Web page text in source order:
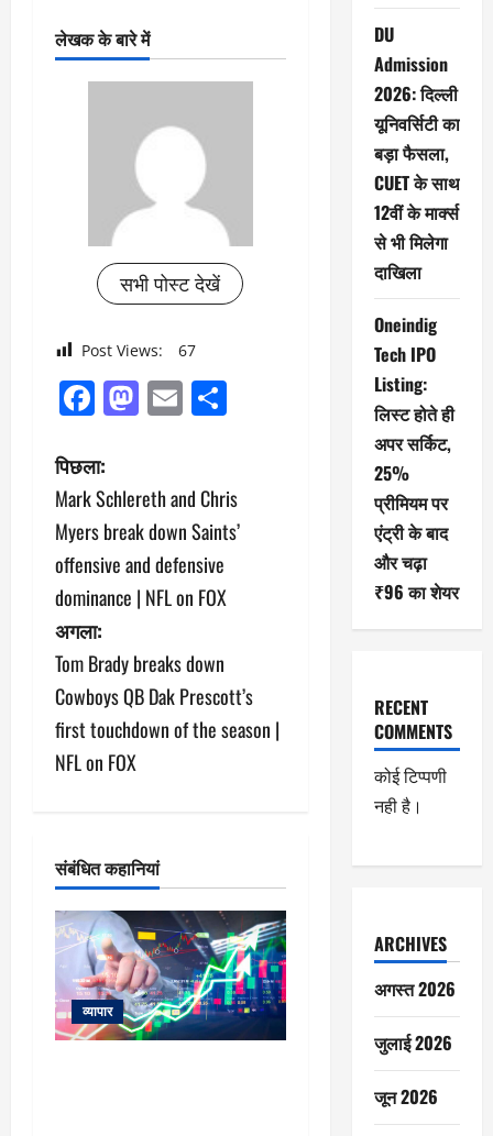
लेखक के बारे में
सभी पोस्ट देखें
Post Views: 67
Facebook
Mastodon
Email
पो
स्ट
ने
वि
गे
श
न
पिछला:
Mark Schlereth and Chris
Myers break down Saints’
offensive and defensive
dominance | NFL on FOX
अगला:
Tom Brady breaks down
Cowboys QB Dak Prescott’s
first touchdown of the season |
NFL on FOX
संबंधित कहानियां
व्यापार
DU
Admission
2026: दिल्ली
यूनिवर्सिटी का
बड़ा फैसला,
CUET के साथ
12वीं के मार्क्स
से भी मिलेगा
दाखिला
Oneindig
Tech IPO
Listing:
लिस्ट होते ही
अपर सर्किट,
25%
प्रीमियम पर
एंट्री के बाद
और चढ़ा
₹96 का शेयर
RECENT
COMMENTS
कोई टिप्पणी
नही है।
ARCHIVES
अगस्त 2026
जुलाई 2026
जून 2026